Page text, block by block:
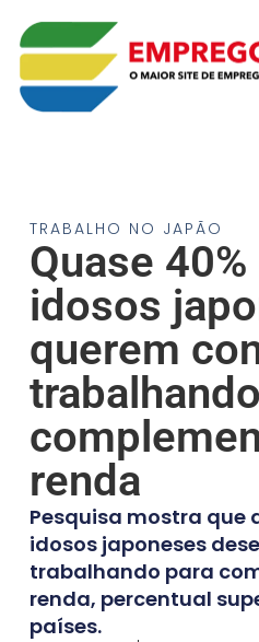
TRABALHO NO JAPÃO
Quase
idosos
querem
renda
Pesquisa mostra que
idosos japoneses
trabalhando para
renda, percentual
países.